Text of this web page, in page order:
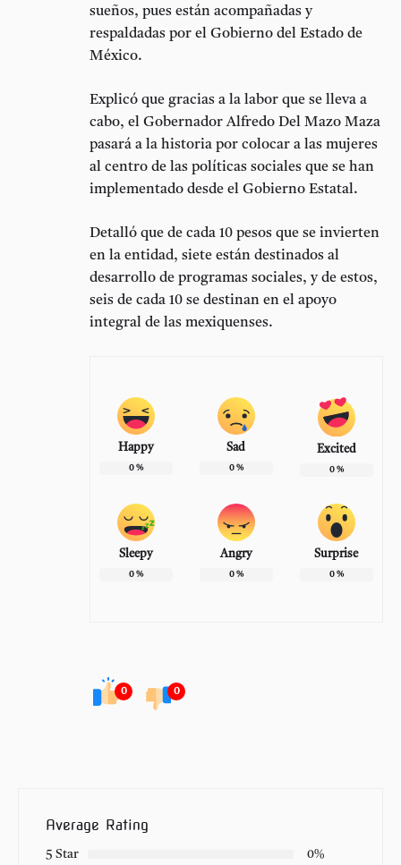
sueños, pues están acompañadas y
respaldadas por el Gobierno del Estado de
México.
Explicó que gracias a la labor que se lleva a
cabo, el Gobernador Alfredo Del Mazo Maza
pasará a la historia por colocar a las mujeres
al centro de las políticas sociales que se han
implementado desde el Gobierno Estatal.
Detalló que de cada 10 pesos que se invierten
en la entidad, siete están destinados al
desarrollo de programas sociales, y de estos,
seis de cada 10 se destinan en el apoyo
integral de las mexiquenses.
Happy
0%
Sad
0%
Excited
0%
Sleepy
0%
Angry
0%
Surprise
0%
0 0
Average Rating
5 Star
0%